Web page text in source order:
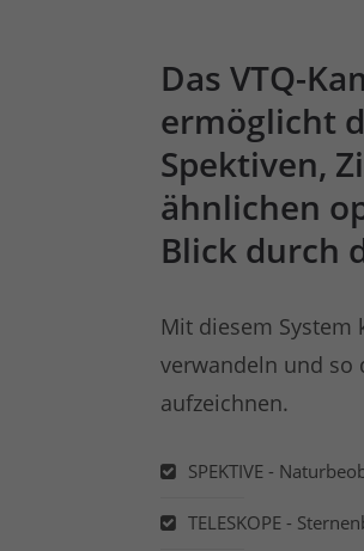
Das VTQ-
ermöglicht
Spektiven,
ähnlichen
Blick durch
Mit diesem System
verwandeln und so
aufzeichnen.
SPEKTIVE -
TELESKOPE -